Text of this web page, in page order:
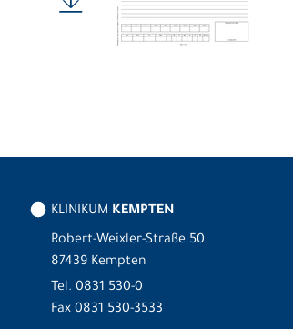
KLINIKUM KEMPTEN
Robert-Weixler-Straße 50
87439 Kempten
Tel. 0831 530-0
Fax 0831 530-3533